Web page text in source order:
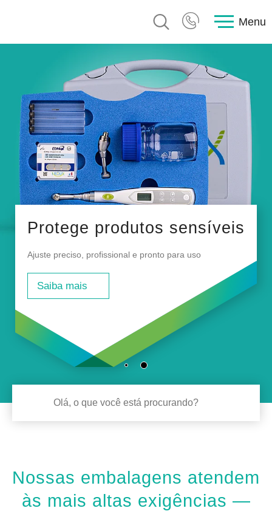
Menu
Protege produtos sensíveis
Ajuste preciso, profissional e pronto para uso
Saiba mais
Nossas embalagens atendem
às mais altas exigências —